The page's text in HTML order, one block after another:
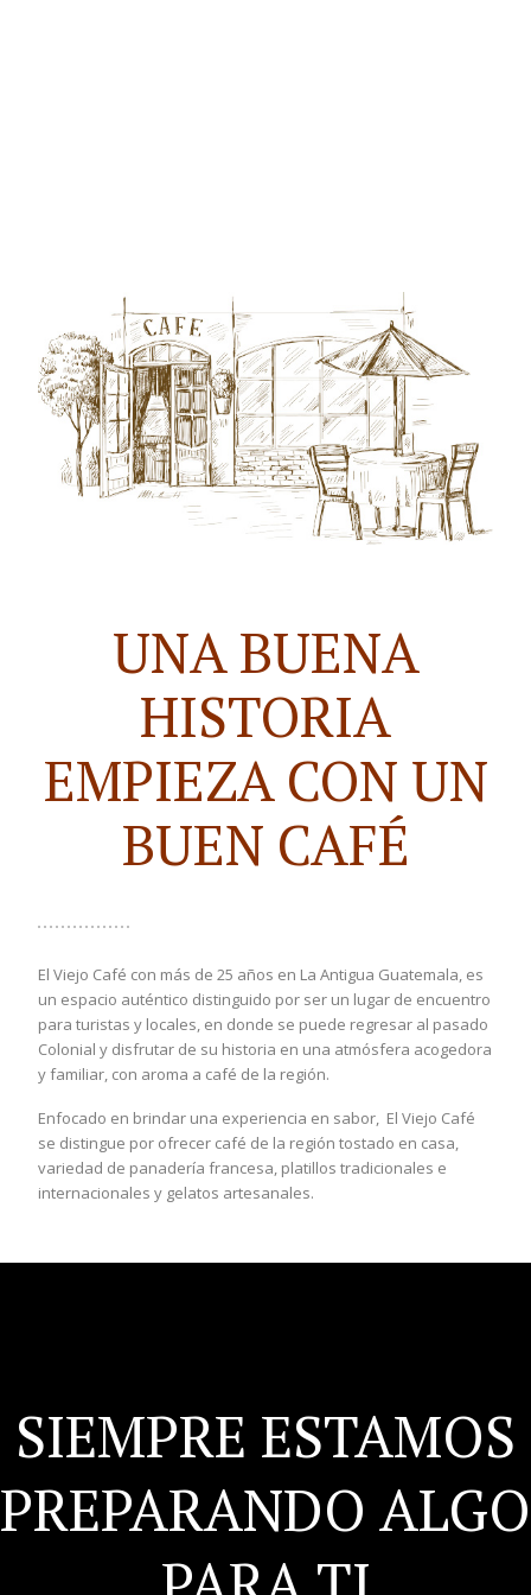
UNA BUENA
HISTORIA
EMPIEZA CON UN
BUEN CAFÉ
El Viejo Café con más de 25 años en La Antigua Guatemala, es
un espacio auténtico distinguido por ser un lugar de encuentro
para turistas y locales, en donde se puede regresar al pasado
Colonial y disfrutar de su historia en una atmósfera acogedora
y familiar, con aroma a café de la región.
Enfocado en brindar una experiencia en sabor, El Viejo Café
se distingue por ofrecer café de la región tostado en casa,
variedad de panadería francesa, platillos tradicionales e
internacionales y gelatos artesanales.
SIEMPRE ESTAMOS
PREPARANDO ALGO